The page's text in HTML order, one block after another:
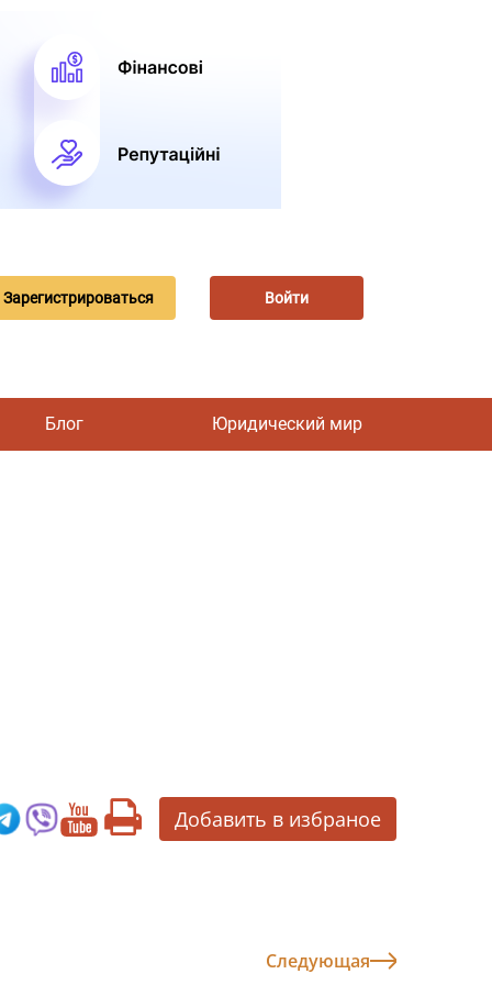
Зарегистрироваться Войти
Блог Юридический мир
Добавить в избраное
Следующая